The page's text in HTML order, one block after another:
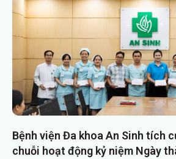
Bệnh viện Đa khoa An Sinh tích
chuỗi hoạt động kỷ niệm Ngày